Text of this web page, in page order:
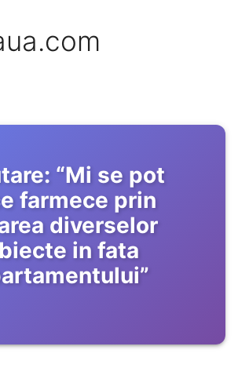
“Mi se pot
farmece prin
diverselor
in fata
”